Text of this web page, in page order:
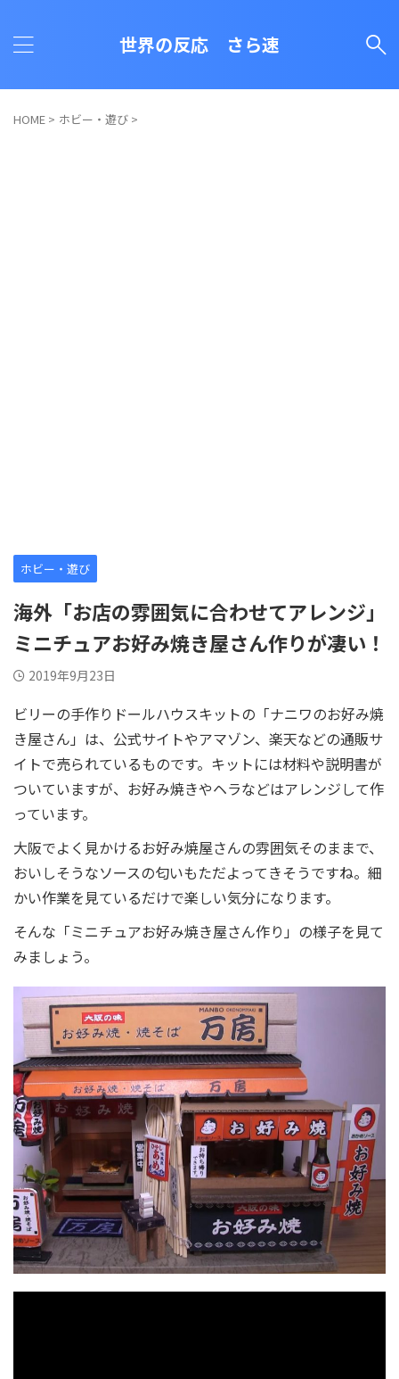
世界の反応 さら速
HOME > ホビー・遊び >
ホビー・遊び
海外「お店の雰囲気に合わせてアレンジ」
ミニチュアお好み焼き屋さん作りが凄い！
2019年9月23日
ビリーの手作りドールハウスキットの「ナニワのお好み焼
き屋さん」は、公式サイトやアマゾン、楽天などの通販サ
イトで売られているものです。キットには材料や説明書が
ついていますが、お好み焼きやヘラなどはアレンジして作
っています。
大阪でよく見かけるお好み焼屋さんの雰囲気そのままで、
おいしそうなソースの匂いもただよってきそうですね。細
かい作業を見ているだけで楽しい気分になります。
そんな「ミニチュアお好み焼き屋さん作り」の様子を見て
みましょう。